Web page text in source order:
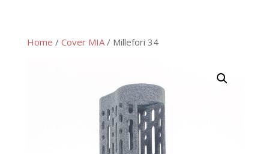
Home / Cover MIA/ Millefori 34